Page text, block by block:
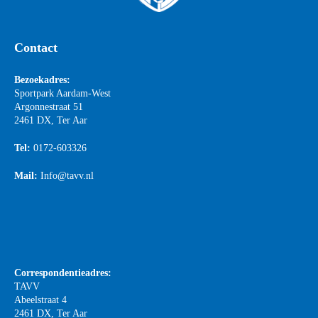
Contact
Bezoekadres:
Sportpark Aardam-West
Argonnestraat 51
2461 DX, Ter Aar
Tel: 0172-603326
Mail: Info@tavv.nl
Correspondentieadres:
TAVV
Abeelstraat 4
2461 DX, Ter Aar